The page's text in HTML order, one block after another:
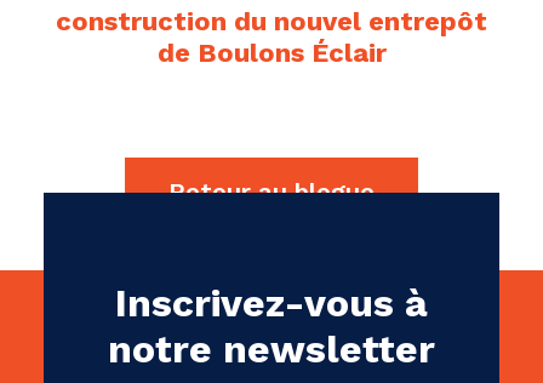
construction du nouvel entrepôt
de Boulons Éclair
Retour au blogue
Inscrivez-vous à
notre newsletter